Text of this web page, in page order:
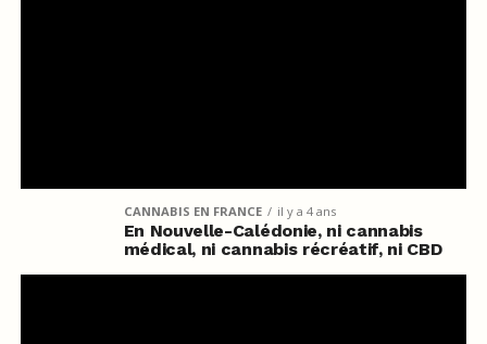
CANNABIS EN FRANCE il y a 4 ans
En Nouvelle-Calédonie, ni cannabis
médical, ni cannabis récréatif, ni CBD